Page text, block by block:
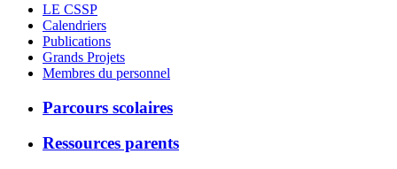
LE CSSP
Calendriers
Publications
Grands Projets
Membres du personnel
Parcours scolaires
Ressources parents